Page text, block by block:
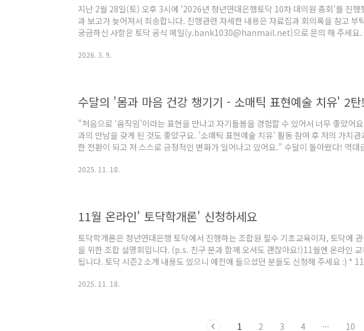
지난 2월 28일(토) 오후 3시에 '2026년 청년연대은행토닥 10차 대의원 총회'를 진행
과 보고가 늦어져서 죄송합니다. 진행관련 자세한 내용은 자료집과 회의록을 참고 부
궁금하신 사항은 토닥 공식 메일(y.bank1030@hanmail.net)으로 문의 해 주세요.
2026. 3. 9.
수달의 '몸과 마음 건강 챙기기 - 소매틱 표현예술 치유' 2탄!
"처음으로 ‘움직임’이라는 표현을 만나고 자기돌봄을 경험할 수 있어서 너무 좋았어
과의 만남을 갖게 된 것도 좋았구요. '소매틱 표현예술 치유' 활동 참여 후 저의 가치관
한 전환이 되고 저 스스로 긍정적인 변화가 일어나고 있어요." 수달이 돌아왔다! 역대
스로를 돌볼 수 있는 방법을 배우실 수 있는 좋은 기회! 함께해요😀 *프로그램 신청하기
2025. 11. 18.
11월 온라인' 토닥학개론' 신청하세요
토닥학개론은 청년연대은행 토닥에서 진행하는 조합원 필수 기초교육이자, 토닥에
을 위한 조합 설명회입니다. (p.s. 친구 분과 함께 오셔도 괜찮아요!)11월엔 온라인
됩니다. 토닥 시즌2 소개 내용도 있으니 예전에 들으셨던 분들도 신청해 주세요 :) *
11/29(토) 오후 2시 - 4시2. 장소: 온라인 줌3. 교육 전 온라인 주소를 보내드립니다. *
2025. 11. 18.
1 2 3 4 ··· 10